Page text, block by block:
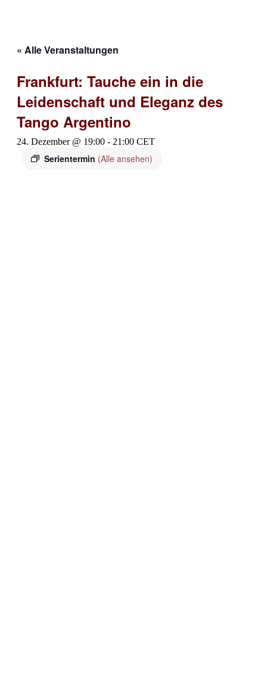
« Alle Veranstaltungen
Frankfurt: Tauche ein in die
Leidenschaft und Eleganz des
Tango Argentino
24. Dezember @ 19:00 - 21:00 CET
Serientermin (Alle ansehen)